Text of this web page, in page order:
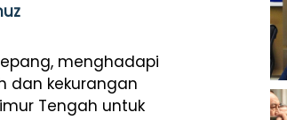
menghadapi
dan kekurangan
Tengah untuk